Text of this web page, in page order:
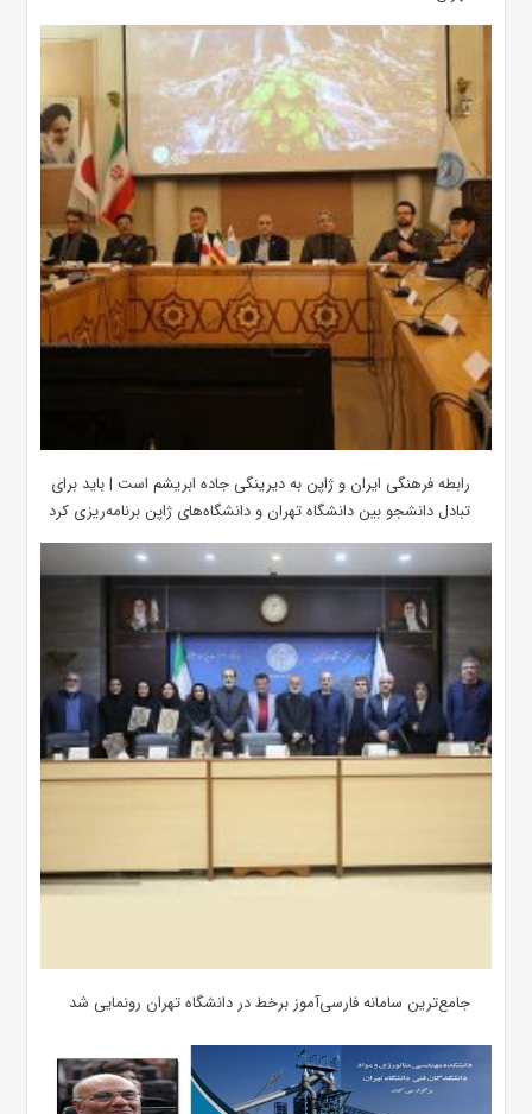
رابطه فرهنگی ایران و ژاپن به دیرینگی جاده ابریشم است | باید برای
تبادل دانشجو بین دانشگاه تهران و دانشگاه‌های ژاپن برنامه‌ریزی کرد
جامع‌ترین سامانه فارسی‌آموز برخط در دانشگاه تهران رونمایی شد